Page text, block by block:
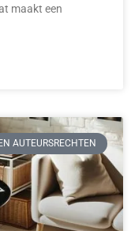
maakt een
AUTEURSRECHTEN